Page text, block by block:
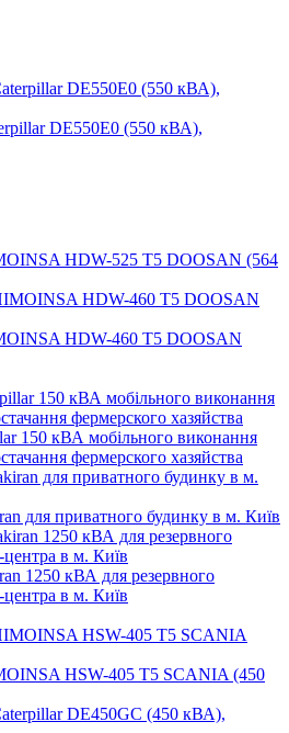
DE550E0 (550 кВА),
HDW-525 T5 DOOSAN (564
HDW-460 T5 DOOSAN
150 кВА мобільного виконання
фермерского хазяйства
для приватного будинку в м. Київ
1250 кВА для резервного
центра в м. Київ
HSW-405 T5 SCANIA (450